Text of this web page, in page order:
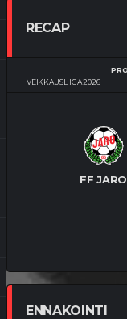
RECAP
VEIKKAUSLIIGA 2026
FF JARO
ENNAKOINTI